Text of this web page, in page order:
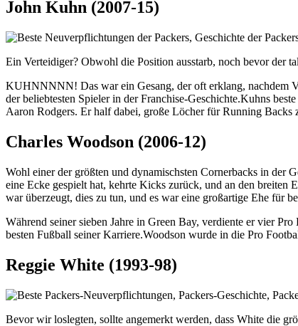
John Kuhn (2007-15)
Ein Verteidiger? Obwohl die Position ausstarb, noch bevor der
KUHNNNNN! Das war ein Gesang, der oft erklang, nachdem
der beliebtesten Spieler in der Franchise-Geschichte.Kuhns
Aaron Rodgers. Er half dabei, große Löcher für Running
Charles Woodson (2006-12)
Wohl einer der größten und dynamischsten Cornerbacks in der
eine Ecke gespielt hat, kehrte Kicks zurück, und an den breiten
war überzeugt, dies zu tun, und es war eine großartige Ehe für
Während seiner sieben Jahre in Green Bay, verdiente er vier
besten Fußball seiner Karriere.Woodson wurde in die Pro
Reggie White (1993-98)
Bevor wir loslegten, sollte angemerkt werden, dass White die